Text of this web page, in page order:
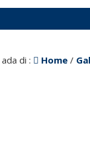
di : Home /